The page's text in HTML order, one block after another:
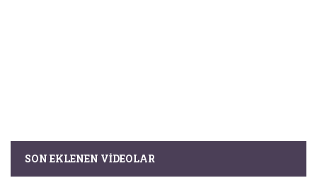
SON EKLENEN VIDEOLAR